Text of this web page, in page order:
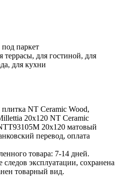
паркет
террасы, для гостиной, для
для кухни
плитка NT Ceramic Wood,
20х120 NT Ceramic
20х120 матовый
перевод, оплата
товара: 7-14 дней.
следов эксплуатации, сохранена
товарный вид.